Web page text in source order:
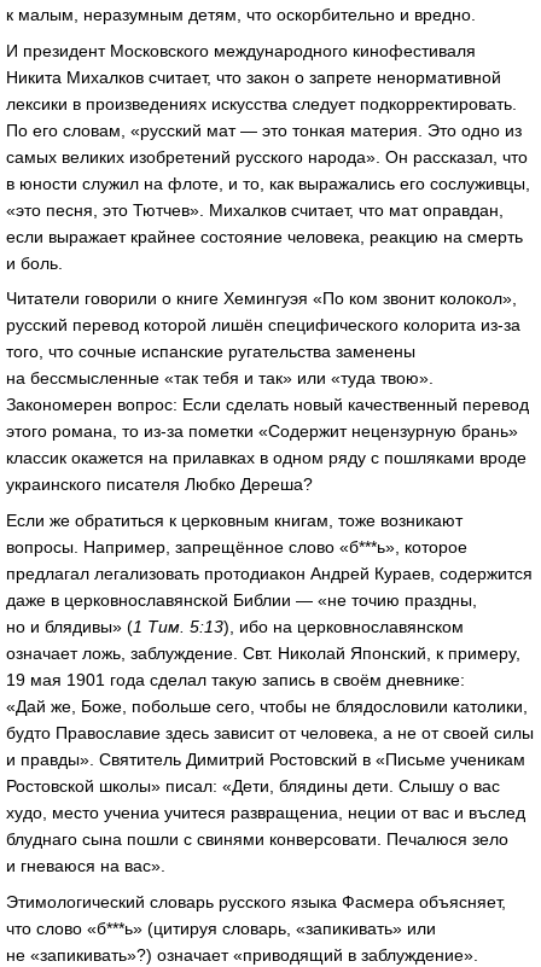
к малым, неразумным детям, что оскорбительно и вредно.
И президент Московского международного кинофестиваля
Никита Михалков считает, что закон о запрете ненормативной
лексики в произведениях искусства следует подкорректировать.
По его словам, «русский мат — это тонкая материя. Это одно из
самых великих изобретений русского народа». Он рассказал, что
в юности служил на флоте, и то, как выражались его сослуживцы,
«это песня, это Тютчев». Михалков считает, что мат оправдан,
если выражает крайнее состояние человека, реакцию на смерть
и боль.
Читатели говорили о книге Хемингуэя «По ком звонит колокол»,
русский перевод которой лишён специфического колорита из-за
того, что сочные испанские ругательства заменены
на бессмысленные «так тебя и так» или «туда твою».
Закономерен вопрос: Если сделать новый качественный перевод
этого романа, то из-за пометки «Содержит нецензурную брань»
классик окажется на прилавках в одном ряду с пошляками вроде
украинского писателя Любко Дереша?
Если же обратиться к церковным книгам, тоже возникают
вопросы. Например, запрещённое слово «б***ь», которое
предлагал легализовать протодиакон Андрей Кураев, содержится
даже в церковнославянской Библии — «не точию праздны,
но и блядивы» (1 Тим. 5:13), ибо на церковнославянском
означает ложь, заблуждение. Свт. Николай Японский, к примеру,
19 мая 1901 года сделал такую запись в своём дневнике:
«Дай же, Боже, побольше сего, чтобы не блядословили католики,
будто Православие здесь зависит от человека, а не от своей силы
и правды». Святитель Димитрий Ростовский в «Письме ученикам
Ростовской школы» писал: «Дети, блядины дети. Слышу о вас
худо, место учениа учитеся развращениа, неции от вас и въслед
блуднаго сына пошли с свинями конверсовати. Печалюся зело
и гневаюся на вас».
Этимологический словарь русского языка Фасмера объясняет,
что слово «б***ь» (цитируя словарь, «запикивать» или
не «запикивать»?) означает «приводящий в заблуждение».